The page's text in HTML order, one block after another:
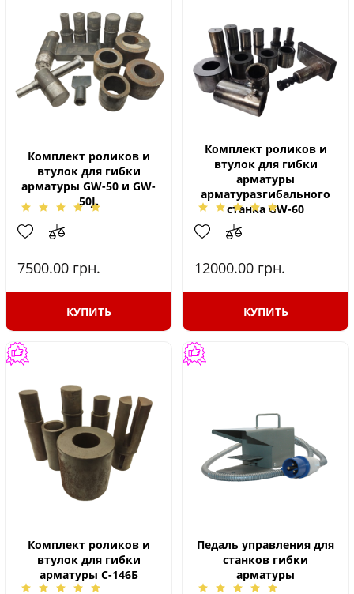
Комплект роликов и
втулок для гибки
арматуры GW-50 и GW-
50J.
7500.00 грн.
КУПИТЬ
Комплект роликов и
втулок для гибки
арматуры
арматуразгибального
станка GW-60
12000.00 грн.
КУПИТЬ
Комплект роликов и
втулок для гибки
арматуры С-146Б
Педаль управления для
станков гибки
арматуры